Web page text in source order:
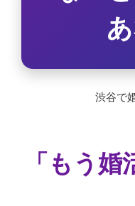
渋谷で
「もう